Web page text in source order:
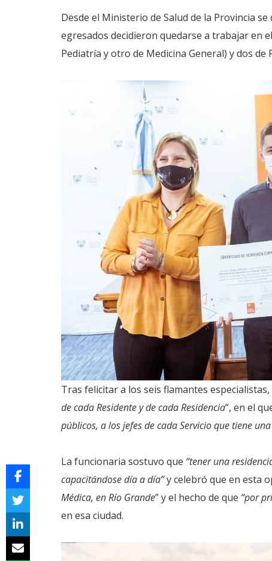
Desde el Ministerio de Salud de la Provincia
egresados decidieron quedarse a trabajar en
Pediatría y otro de Medicina General) y dos de
Tras felicitar a los seis flamantes
de cada Residente y de cada Residencia”, en el
públicos, a los jefes de cada Servicio que tiene una
La funcionaria sostuvo que “tener una
capacitándose día a día”y celebró que en esta
Médica, en Río Grande” y el hecho de que “por
en esa ciudad.